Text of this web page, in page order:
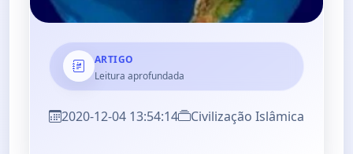
ARTIGO
Leitura aprofundada
2020-12-04 13:54:14 Civilização Islâmica